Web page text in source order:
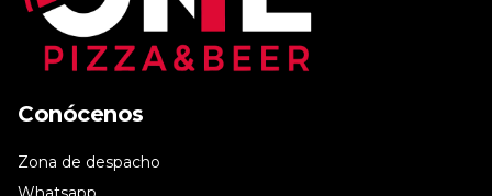
Conócenos
Zona de despacho